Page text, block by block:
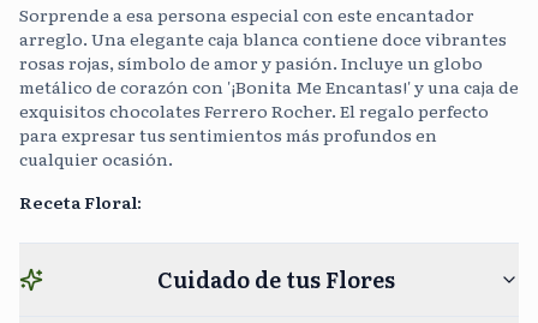
0/400
Sorprende a esa persona especial con este encantador
arreglo. Una elegante caja blanca contiene doce vibrantes
rosas rojas, símbolo de amor y pasión. Incluye un globo
metálico de corazón con '¡Bonita Me Encantas!' y una caja de
exquisitos chocolates Ferrero Rocher. El regalo perfecto
para expresar tus sentimientos más profundos en
cualquier ocasión.
Receta Floral:
Cuidado de tus Flores